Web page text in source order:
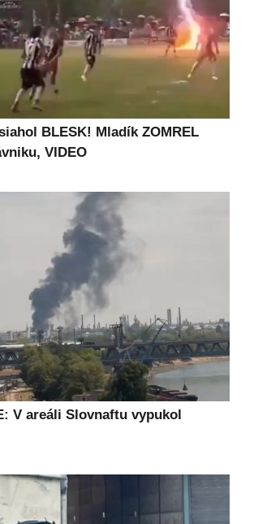
BLESK! Mladík ZOMREL
VIDEO
V areáli Slovnaftu vypukol